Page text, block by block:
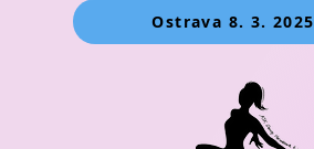
Ostrava 8. 3. 2025